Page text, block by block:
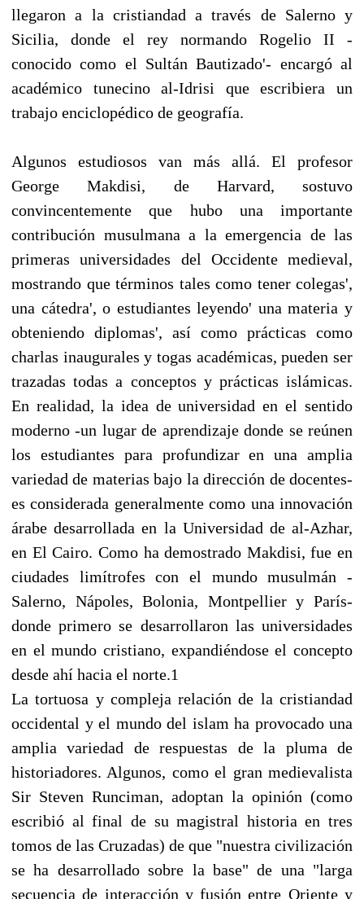
llegaron a la cristiandad a través de Salerno y
Sicilia, donde el rey normando Rogelio II -
conocido como el Sultán Bautizado'- encargó al
académico tunecino al-Idrisi que escribiera un
trabajo enciclopédico de geografía.
Algunos estudiosos van más allá. El profesor
George Makdisi, de Harvard, sostuvo
convincentemente que hubo una importante
contribución musulmana a la emergencia de las
primeras universidades del Occidente medieval,
mostrando que términos tales como tener colegas',
una cátedra', o estudiantes leyendo' una materia y
obteniendo diplomas', así como prácticas como
charlas inaugurales y togas académicas, pueden ser
trazadas todas a conceptos y prácticas islámicas.
En realidad, la idea de universidad en el sentido
moderno -un lugar de aprendizaje donde se reúnen
los estudiantes para profundizar en una amplia
variedad de materias bajo la dirección de docentes-
es considerada generalmente como una innovación
árabe desarrollada en la Universidad de al-Azhar,
en El Cairo. Como ha demostrado Makdisi, fue en
ciudades limítrofes con el mundo musulmán -
Salerno, Nápoles, Bolonia, Montpellier y París-
donde primero se desarrollaron las universidades
en el mundo cristiano, expandiéndose el concepto
desde ahí hacia el norte.1
La tortuosa y compleja relación de la cristiandad
occidental y el mundo del islam ha provocado una
amplia variedad de respuestas de la pluma de
historiadores. Algunos, como el gran medievalista
Sir Steven Runciman, adoptan la opinión (como
escribió al final de su magistral historia en tres
tomos de las Cruzadas) de que "nuestra civilización
se ha desarrollado sobre la base" de una "larga
secuencia de interacción y fusión entre Oriente y